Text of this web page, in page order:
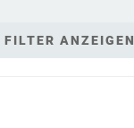
FILTER ANZEIGEN